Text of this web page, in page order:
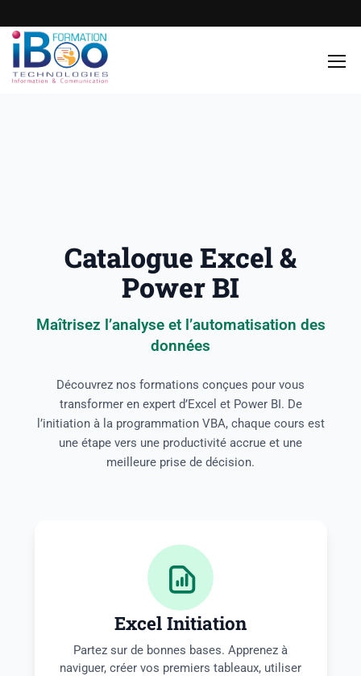
Catalogue Excel &
Power BI
Maîtrisez l’analyse et l’automatisation des
données
Découvrez nos formations conçues pour vous
transformer en expert d’Excel et Power BI. De
l’initiation à la programmation VBA, chaque cours est
une étape vers une productivité accrue et une
meilleure prise de décision.
Excel Initiation
Partez sur de bonnes bases. Apprenez à
naviguer, créer vos premiers tableaux, utiliser